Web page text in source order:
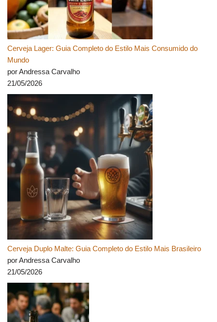
Cerveja Lager: Guia Completo do Estilo Mais Consumido do
Mundo
por Andressa Carvalho
21/05/2026
Cerveja Duplo Malte: Guia Completo do Estilo Mais Brasileiro
por Andressa Carvalho
21/05/2026